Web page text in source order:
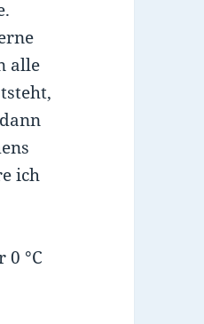
alle
ich
°C